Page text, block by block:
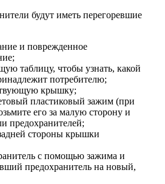
будут иметь перегоревшие
и поврежденное
таблицу, чтобы узнать, какой
потребителю;
крышку;
пластиковый зажим (при
его за малую сторону и
предохранителей;
стороны крышки
с помощью зажима и
предохранитель на новый,